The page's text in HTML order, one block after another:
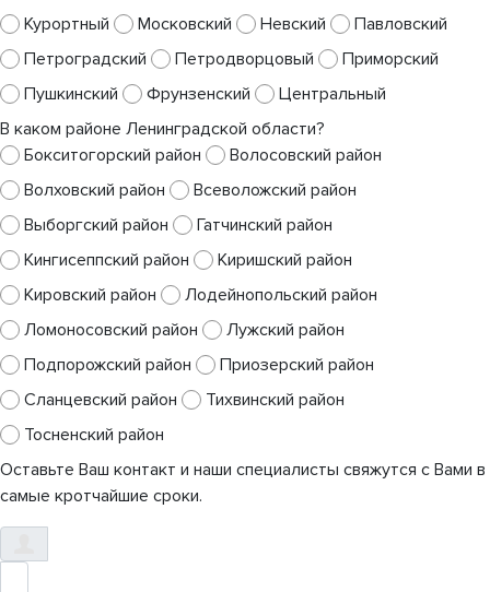
Курортный Московский Невский
Павловский
Петроградский
Петродворцовый
Приморский
Пушкинский
Фрунзенский
Центральный
В каком районе Ленинградской области?
Бокситогорский район
Волосовский район
Волховский район
Всеволожский район
Выборгский район
Гатчинский район
Кингисеппский район
Киришский район
Кировский район
Лодейнопольский район
Ломоносовский район
Лужский район
Подпорожский район
Приозерский район
Сланцевский район
Тихвинский район
Тосненский район
Оставьте Ваш контакт и наши специалисты свяжутся с Вами в
самые кротчайшие сроки.